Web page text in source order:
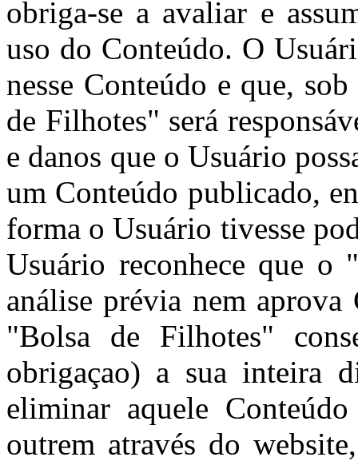
obriga-se a avaliar e
uso do Conteúdo. O
nesse Conteúdo e que,
de Filhotes" será
e danos que o Usuário
um Conteúdo publicado,
forma o Usuário tivesse
Usuário reconhece que o
análise prévia nem
"Bolsa de Filhotes"
obrigaçao) a sua inteira
eliminar aquele
outrem através do